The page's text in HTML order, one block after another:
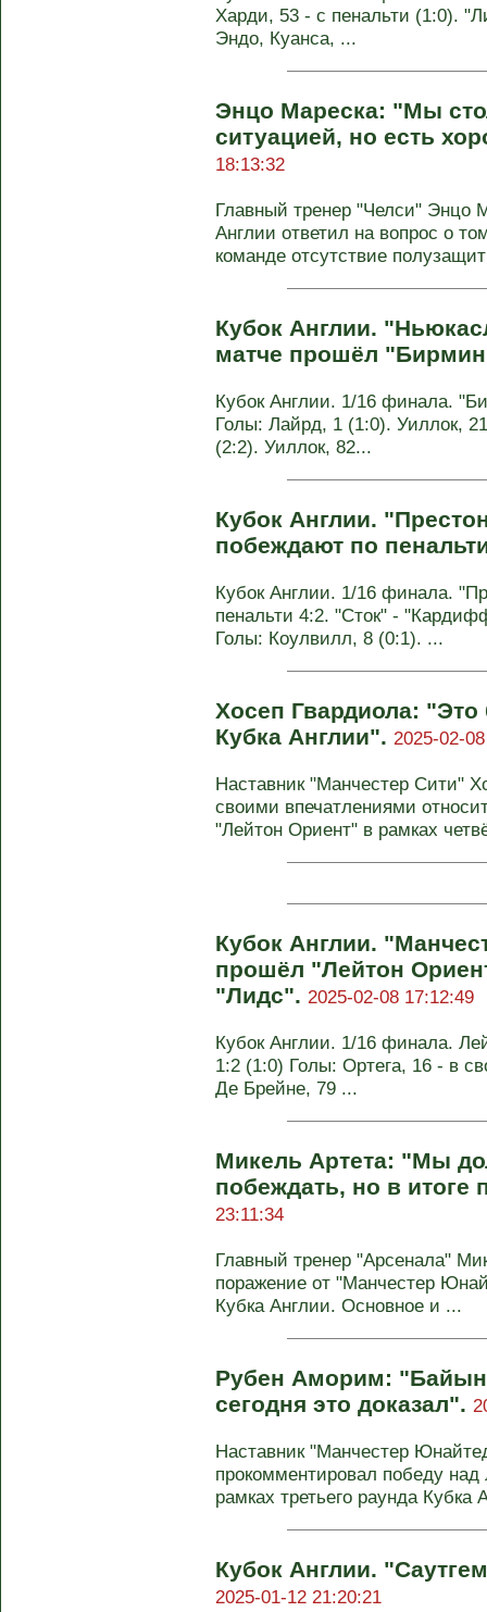
Харди, 53 - с пенальти (1:0).
Эндо, Куанса, ...
Энцо Мареска: "Мы
ситуацией, но есть
18:13:32
Главный тренер "Челси" Энцо
Англии ответил на вопрос о
команде отсутствие
Кубок Англии.
матче прошёл
Кубок Англии. 1/16 финала.
Голы: Лайрд, 1 (1:0). Уиллок,
(2:2). Уиллок, 82...
Кубок Англии.
побеждают по
Кубок Англии. 1/16 финала.
пенальти 4:2. "Сток" -
Голы: Коулвилл, 8 (0:1). ...
Хосеп Гвардиола:
Кубка Англии". 2025-02-
Наставник "Манчестер Сити"
своими впечатлениями
"Лейтон Ориент" в рамках
Кубок Англии.
прошёл "Лейтон
"Лидс". 2025-02-08 17:12:49
Кубок Англии. 1/16 финала.
1:2 (1:0) Голы: Ортега, 16 - в
Де Брейне, 79 ...
Микель Артета: "Мы
побеждать, но в итоге
23:11:34
Главный тренер "Арсенала"
поражение от "Манчестер
Кубка Англии. Основное и ...
Рубен Аморим:
сегодня это доказал".
Наставник "Манчестер
прокомментировал победу
рамках третьего раунда
Кубок Англии.
2025-01-12 21:20:21